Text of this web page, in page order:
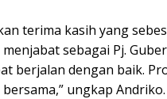
terima kasih yang
sebagai Pj.
berjalan dengan baik.
ungkap Andriko.